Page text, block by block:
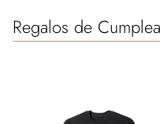
Regalos de